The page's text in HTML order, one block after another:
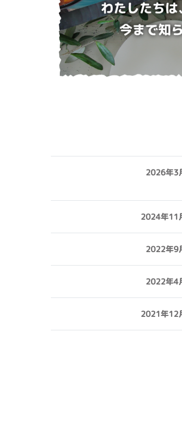
2026年3
2024年11
2022年9
2022年4
2021年12